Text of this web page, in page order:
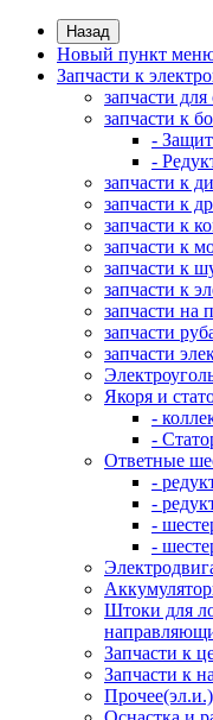
Назад
Новый пункт
Запчасти к
запчасти
запчасти к
-
-
запчасти к
запчасти к
запчасти к
запчасти к
запчасти к
запчасти к
запчасти на
запчасти
запчасти
Якоря и
-
-
Ответные
-
-
-
-
Штоки для
Запчасти к
Запчасти к
Прочее(эл.и.)